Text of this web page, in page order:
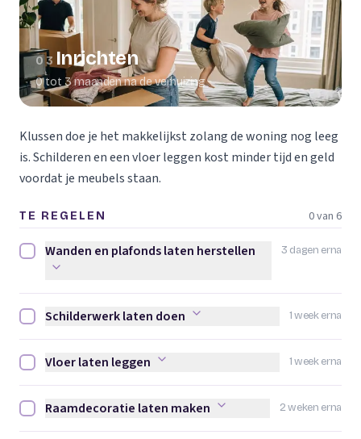
03 Inrichten
0 tot 3 maanden na de verhuizing
Klussen doe je het makkelijkst zolang de woning nog leeg
is. Schilderen en een vloer leggen kost minder tijd en geld
voordat je meubels staan.
TE REGELEN 0 van 6
3 dagen erna
Wanden en plafonds laten herstellen afvinken
Wanden en plafonds laten herstellen
1 week erna
Schilderwerk laten doen afvinken
Schilderwerk laten doen
1 week erna
Vloer laten leggen afvinken
Vloer laten leggen
2 weken erna
Raamdecoratie laten maken afvinken
Raamdecoratie laten maken